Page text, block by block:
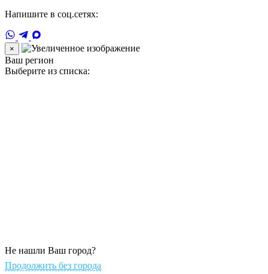
Напишите в соц.сетях:
×
Ваш регион
Выберите из списка:
Не нашли Ваш город?
Продолжить без города